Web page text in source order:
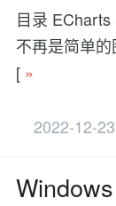
目录
不再是简单
[ »
2022-12-23